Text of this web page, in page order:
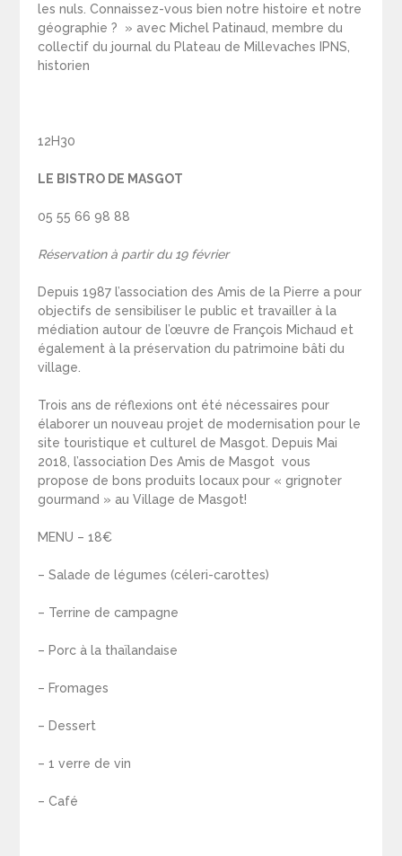
les nuls. Connaissez-vous bien notre histoire et notre
géographie ? » avec Michel Patinaud, membre du
collectif du journal du Plateau de Millevaches IPNS,
historien
12H30
LE BISTRO DE MASGOT
05 55 66 98 88
Réservation à partir du 19 février
Depuis 1987 l’association des Amis de la Pierre a pour
objectifs de sensibiliser le public et travailler à la
médiation autour de l’œuvre de François Michaud et
également à la préservation du patrimoine bâti du
village.
Trois ans de réflexions ont été nécessaires pour
élaborer un nouveau projet de modernisation pour le
site touristique et culturel de Masgot. Depuis Mai
2018, l’association Des Amis de Masgot vous
propose de bons produits locaux pour « grignoter
gourmand » au Village de Masgot!
MENU – 18€
– Salade de légumes (céleri-carottes)
– Terrine de campagne
– Porc à la thaïlandaise
– Fromages
– Dessert
– 1 verre de vin
– Café